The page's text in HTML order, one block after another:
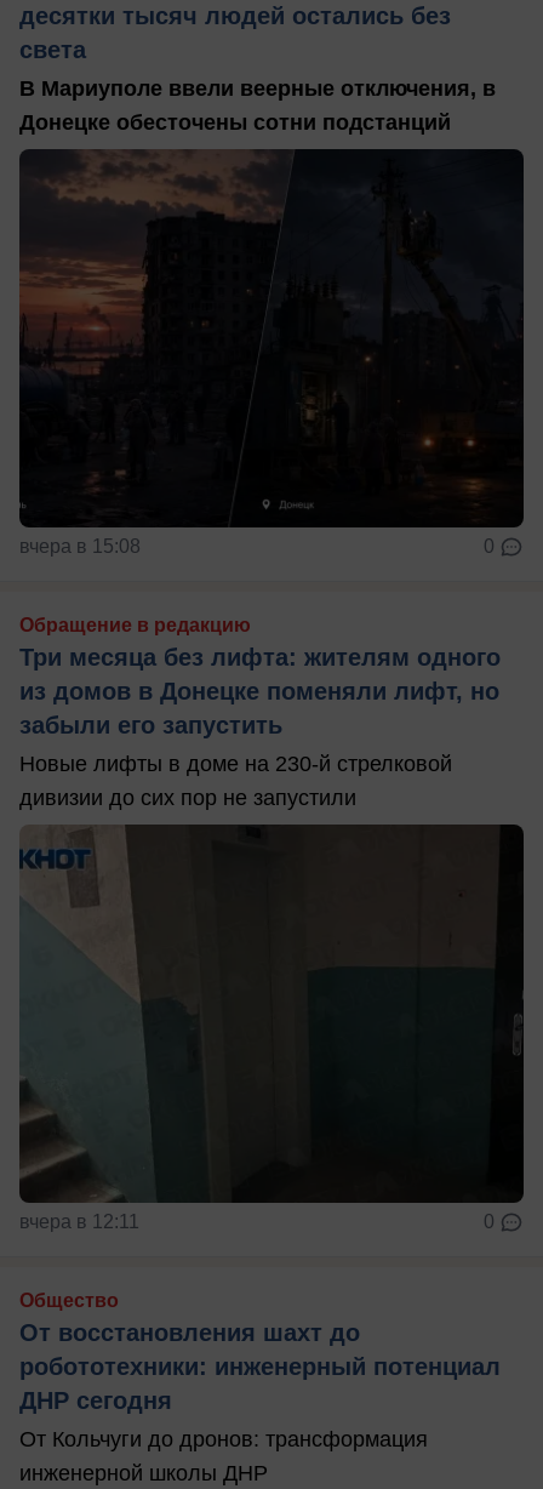
десятки тысяч людей остались без
света
В Мариуполе ввели веерные отключения, в
Донецке обесточены сотни подстанций
вчера в 15:08 0
Обращение в редакцию
Три месяца без лифта: жителям одного
из домов в Донецке поменяли лифт, но
забыли его запустить
Новые лифты в доме на 230-й стрелковой
дивизии до сих пор не запустили
вчера в 12:11 0
Общество
От восстановления шахт до
робототехники: инженерный потенциал
ДНР сегодня
От Кольчуги до дронов: трансформация
инженерной школы ДНР